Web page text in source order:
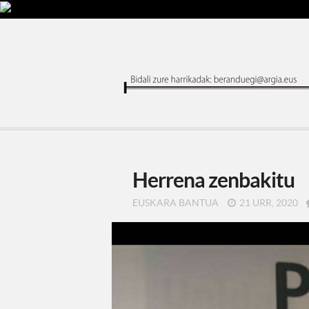
Herrena zenbakitu
EUSKARA BANTUA 21 URR, 2020